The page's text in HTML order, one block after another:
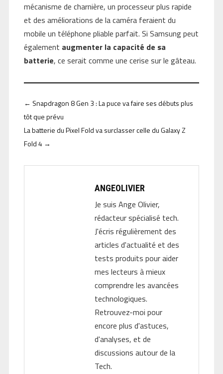
mécanisme de charnière, un processeur plus rapide
et des améliorations de la caméra feraient du
mobile un téléphone pliable parfait. Si Samsung peut
également augmenter la capacité de sa
batterie, ce serait comme une cerise sur le gâteau.
← Snapdragon 8 Gen 3 : La puce va faire ses débuts plus
tôt que prévu
La batterie du Pixel Fold va surclasser celle du Galaxy Z
Fold 4→
ANGEOLIVIER
Je suis Ange Olivier,
rédacteur spécialisé tech.
J'écris régulièrement des
articles d'actualité et des
tests produits pour aider
mes lecteurs à mieux
comprendre les avancées
technologiques.
Retrouvez-moi pour
encore plus d'astuces,
d'analyses, et de
discussions autour de la
Tech.